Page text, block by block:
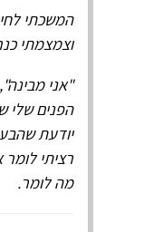
המשכתי
וצמצמתי
"אני
הפנים שלי
יודעת
רציתי
מה לומר.